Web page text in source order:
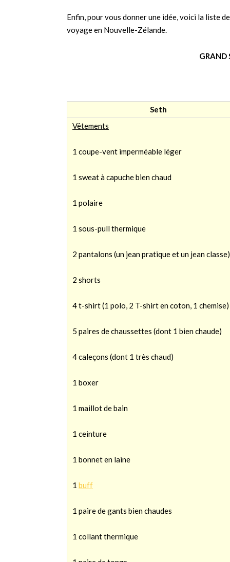
Enfin, pour vous donner une idée, voici la liste
voyage en Nouvelle-Zélande.
GRAND
Seth
Vêtements
1 coupe-vent imperméable léger
1 sweat à capuche bien chaud
1 polaire
1 sous-pull thermique
2 pantalons (un jean pratique et un jean classe)
2 shorts
4 t-shirt (1 polo, 2 T-shirt en coton, 1 chemise)
5 paires de chaussettes (dont 1 bien chaude)
4 caleçons (dont 1 très chaud)
1 boxer
1 maillot de bain
1 ceinture
1 bonnet en laine
1 buff
1 paire de gants bien chaudes
1 collant thermique